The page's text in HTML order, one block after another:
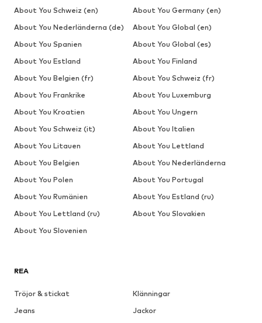
REA
Tröjor & stickat
Klänningar
Jeans
Jackor
About You Schweiz (en)
About You Germany (en)
About You Nederländerna (de)
About You Global (en)
About You Spanien
About You Global (es)
About You Estland
About You Finland
About You Belgien (fr)
About You Schweiz (fr)
About You Frankrike
About You Luxemburg
About You Kroatien
About You Ungern
About You Schweiz (it)
About You Italien
About You Litauen
About You Lettland
About You Belgien
About You Nederländerna
About You Polen
About You Portugal
About You Rumänien
About You Estland (ru)
About You Lettland (ru)
About You Slovakien
About You Slovenien